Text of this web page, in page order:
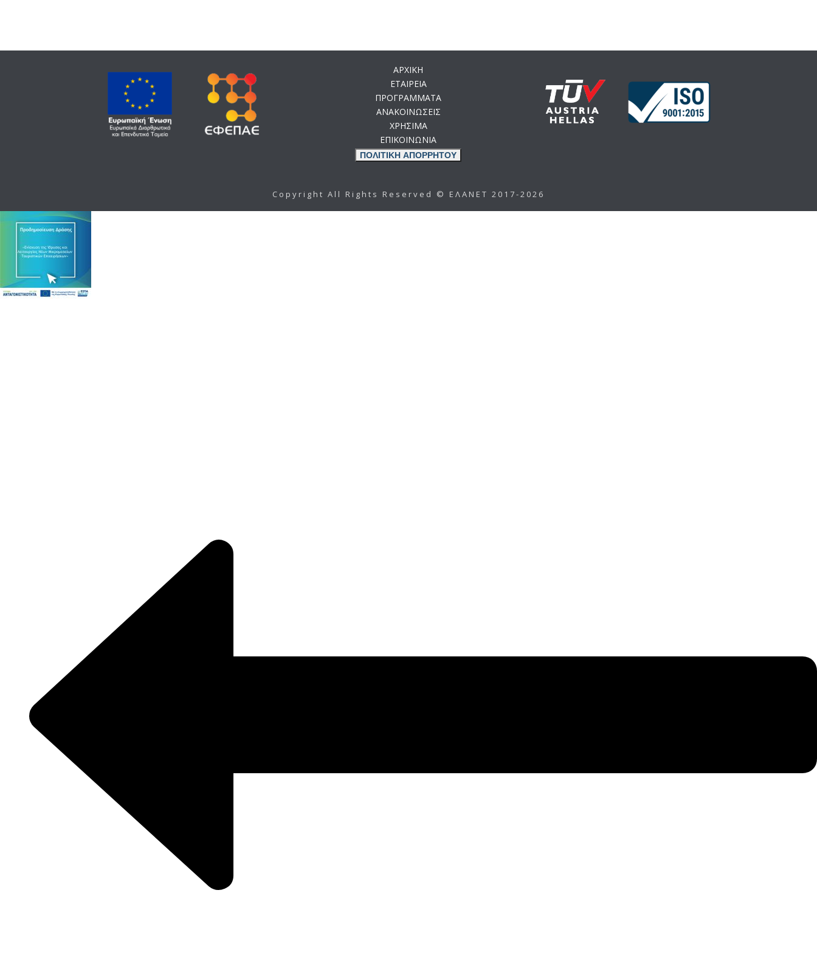
ΑΡΧΙΚΗ
ΕΤΑΙΡΕΙΑ
ΠΡΟΓΡΑΜΜΑΤΑ
ΑΝΑΚΟΙΝΩΣΕΙΣ
ΧΡΗΣΙΜΑ
ΕΠΙΚΟΙΝΩΝΙΑ
ΠΟΛΙΤΙΚΗ ΑΠΟΡΡΗΤΟΥ
Copyright All Rights Reserved © ΕΛΑΝΕΤ 2017-2026